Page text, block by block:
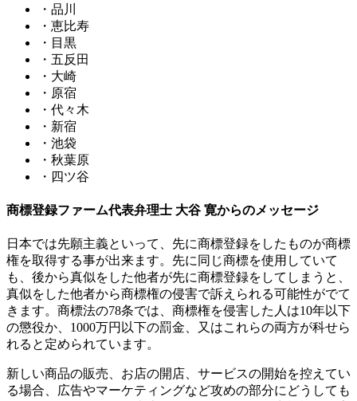
・品川
・恵比寿
・目黒
・五反田
・大崎
・原宿
・代々木
・新宿
・池袋
・秋葉原
・四ツ谷
商標登録ファーム代表弁理士 大谷 寛からのメッセージ
日本では先願主義といって、先に商標登録をしたものが商標
権を取得する事が出来ます。先に同じ商標を使用していて
も、後から真似をした他者が先に商標登録をしてしまうと、
真似をした他者から商標権の侵害で訴えられる可能性がでて
きます。商標法の78条では、商標権を侵害した人は10年以下
の懲役か、1000万円以下の罰金、又はこれらの両方が科せら
れると定められています。
新しい商品の販売、お店の開店、サービスの開始を控えてい
る場合、広告やマーケティングなど攻めの部分にどうしても